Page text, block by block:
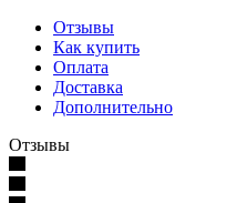
Отзывы
Как купить
Оплата
Доставка
Дополнительно
Отзывы